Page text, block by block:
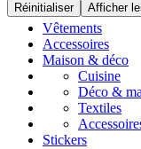
Réinitialiser Afficher
Vêtements
Accessoires
Maison & déco
Cuisine
Déco &
Textiles
Stickers